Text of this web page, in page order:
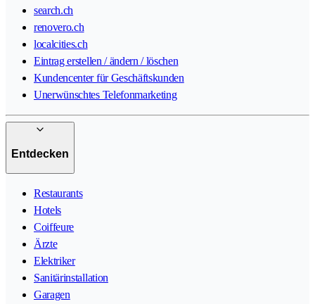
search.ch
renovero.ch
localcities.ch
Eintrag erstellen / ändern / löschen
Kundencenter für Geschäftskunden
Unerwünschtes Telefonmarketing
Entdecken
Restaurants
Hotels
Coiffeure
Ärzte
Elektriker
Sanitärinstallation
Garagen